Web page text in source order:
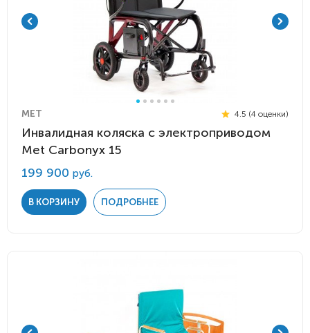
MET 4.5 (4 оценки)
Инвалидная коляска с электроприводом
Met Carbonyx 15
199 900 руб.
В КОРЗИНУ ПОДРОБНЕЕ